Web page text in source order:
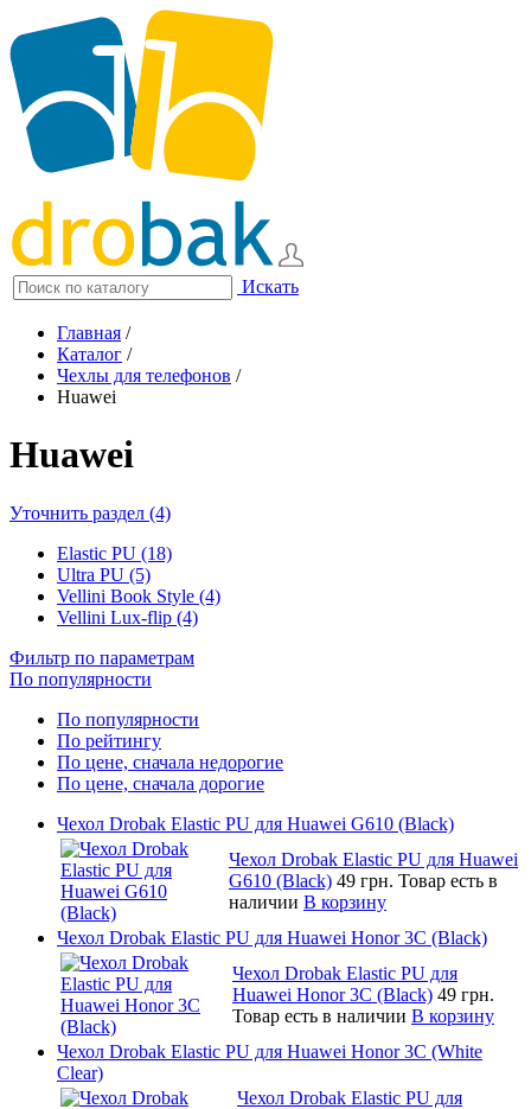
Искать
Главная /
Каталог /
Чехлы для телефонов /
Huawei
Huawei
Уточнить раздел (4)
Elastic PU (18)
Ultra PU (5)
Vellini Book Style (4)
Vellini Lux-flip (4)
Фильтр по параметрам
По популярности
По популярности
По рейтингу
По цене, сначала недорогие
По цене, сначала дорогие
Чехол Drobak Elastic PU для Huawei G610 (Black)
Чехол Drobak Elastic PU для Huawei
G610 (Black) 49 грн. Товар есть в
наличии В корзину
Чехол Drobak Elastic PU для Huawei Honor 3C (Black)
Чехол Drobak Elastic PU для
Huawei Honor 3C (Black) 49 грн.
Товар есть в наличии В корзину
Чехол Drobak Elastic PU для Huawei Honor 3C (White
Clear)
Чехол Drobak Elastic PU для